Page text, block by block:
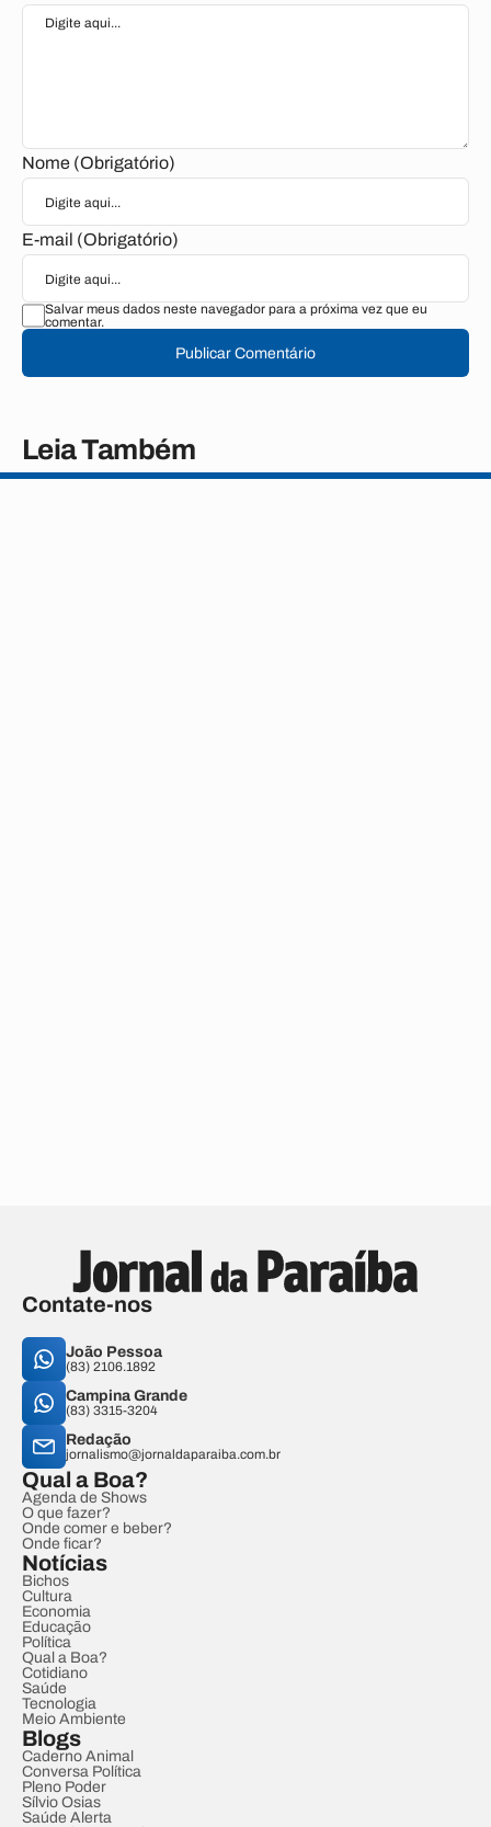
Nome (Obrigatório)
E-mail (Obrigatório)
Salvar meus dados neste navegador para a próxima vez que eu
comentar.
Publicar Comentário
Leia Também
Contate-nos
João Pessoa
(83) 2106.1892
Campina Grande
(83) 3315-3204
Redação
jornalismo@jornaldaparaiba.com.br
Qual a Boa?
Agenda de Shows
O que fazer?
Onde comer e beber?
Onde ficar?
Notícias
Bichos
Cultura
Economia
Educação
Política
Qual a Boa?
Cotidiano
Saúde
Tecnologia
Meio Ambiente
Blogs
Caderno Animal
Conversa Política
Pleno Poder
Sílvio Osias
Saúde Alerta